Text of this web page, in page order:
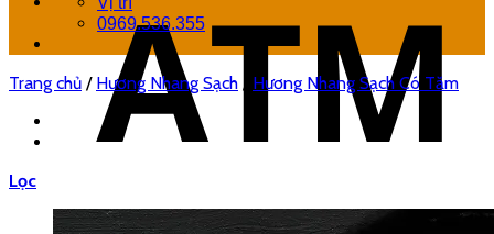
0969.536.355
Trang chủ / Hương Nhang Sạch / Hương Nhang Sạch Có Tăm
Lọc